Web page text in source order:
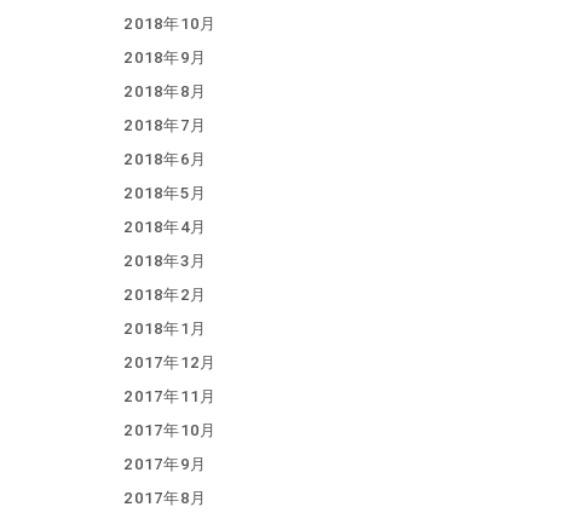
2018年10月
2018年9月
2018年8月
2018年7月
2018年6月
2018年5月
2018年4月
2018年3月
2018年2月
2018年1月
2017年12月
2017年11月
2017年10月
2017年9月
2017年8月